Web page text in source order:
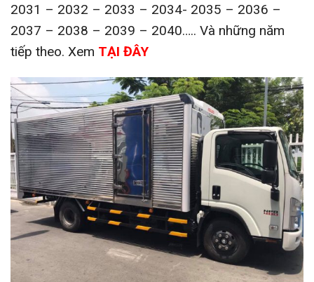
2031 – 2032 – 2033 – 2034- 2035 – 2036 –
2037 – 2038 – 2039 – 2040….. Và những năm
tiếp theo. Xem TẠI ĐÂY